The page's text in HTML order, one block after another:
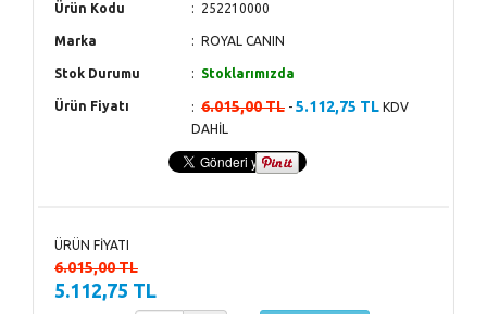
Ürün Kodu 252210000
Marka ROYAL CANIN
Stok Durumu Stoklarımızda
Ürün Fiyatı 6.015,00 TL - 5.112,75 TL KDV
DAHİL
ÜRÜN FİYATI
6.015,00 TL
5.112,75 TL